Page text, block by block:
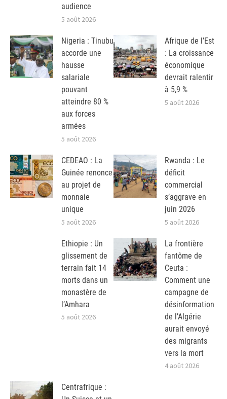
audience
5 août 2026
Nigeria : Tinubu
accorde une
hausse
salariale
pouvant
atteindre 80 %
aux forces
armées
5 août 2026
Afrique de l’Est
: La croissance
économique
devrait ralentir
à 5,9 %
5 août 2026
CEDEAO : La
Guinée renonce
au projet de
monnaie
unique
5 août 2026
Rwanda : Le
déficit
commercial
s’aggrave en
juin 2026
5 août 2026
Ethiopie : Un
glissement de
terrain fait 14
morts dans un
monastère de
l’Amhara
5 août 2026
La frontière
fantôme de
Ceuta :
Comment une
campagne de
désinformation
de l’Algérie
aurait envoyé
des migrants
vers la mort
4 août 2026
Centrafrique :